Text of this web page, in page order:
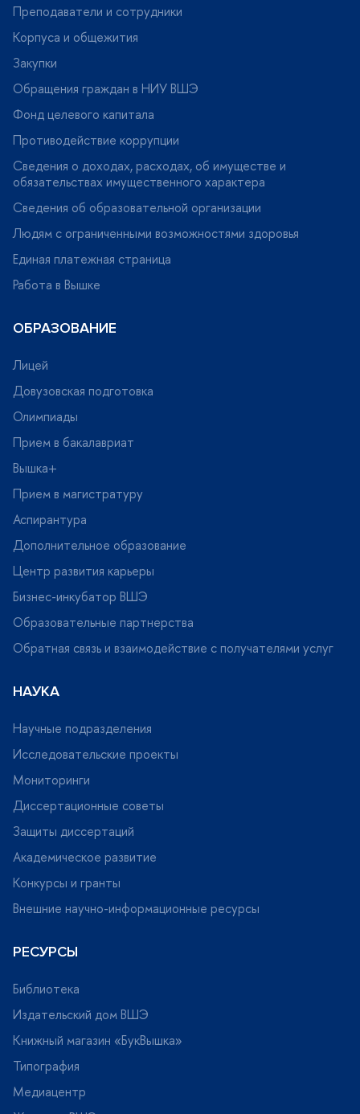
Преподаватели и сотрудники
Корпуса и общежития
Закупки
Обращения граждан в НИУ ВШЭ
Фонд целевого капитала
Противодействие коррупции
Сведения о доходах, расходах, об имуществе и
обязательствах имущественного характера
Сведения об образовательной организации
Людям с ограниченными возможностями здоровья
Единая платежная страница
Работа в Вышке
ОБРАЗОВАНИЕ
Лицей
Довузовская подготовка
Олимпиады
Прием в бакалавриат
ышка+
Прием в магистратуру
Аспирантура
Дополнительное образование
Центр развития карьеры
Бизнес-инкубатор ВШЭ
Образовательные партнерства
Обратная связь и взаимодействие с получателями услу
НАУКА
Научные подразделения
Исследовательские проекты
Мониторинги
Диссертационные советы
Защиты диссертаций
Академическое развитие
Конкурсы и гранты
нешние научно-информационные ресурсы
РЕСУРСЫ
Библиотека
Издательский дом ВШЭ
Книжный магазин «БукВышка»
Типография
Медиацентр